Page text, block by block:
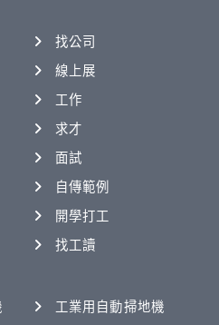
找公司
線上展
工作
求才
面試
自傳範例
開學打工
找工讀
工業用自動掃地機